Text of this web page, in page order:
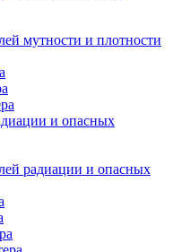
мутности и плотности
и опасных
радиации и опасных